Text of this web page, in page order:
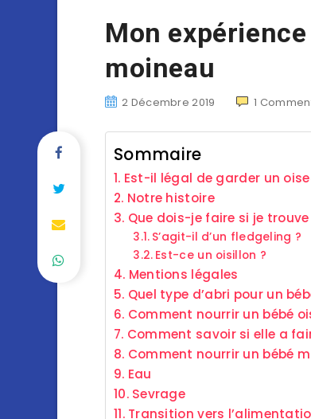
Mon expérience
moineau
2 Décembre 2019 1
Sommaire
Est-il légal de garder un
Notre histoire
Que dois-je faire si je
S’agit-il d’un fledgeling ?
Est-ce un oisillon ?
Mentions légales
Quel type d’abri pour un
Comment nourrir un bébé
Comment savoir si elle a
Comment nourrir un bébé
Eau
Sevrage
Transition vers